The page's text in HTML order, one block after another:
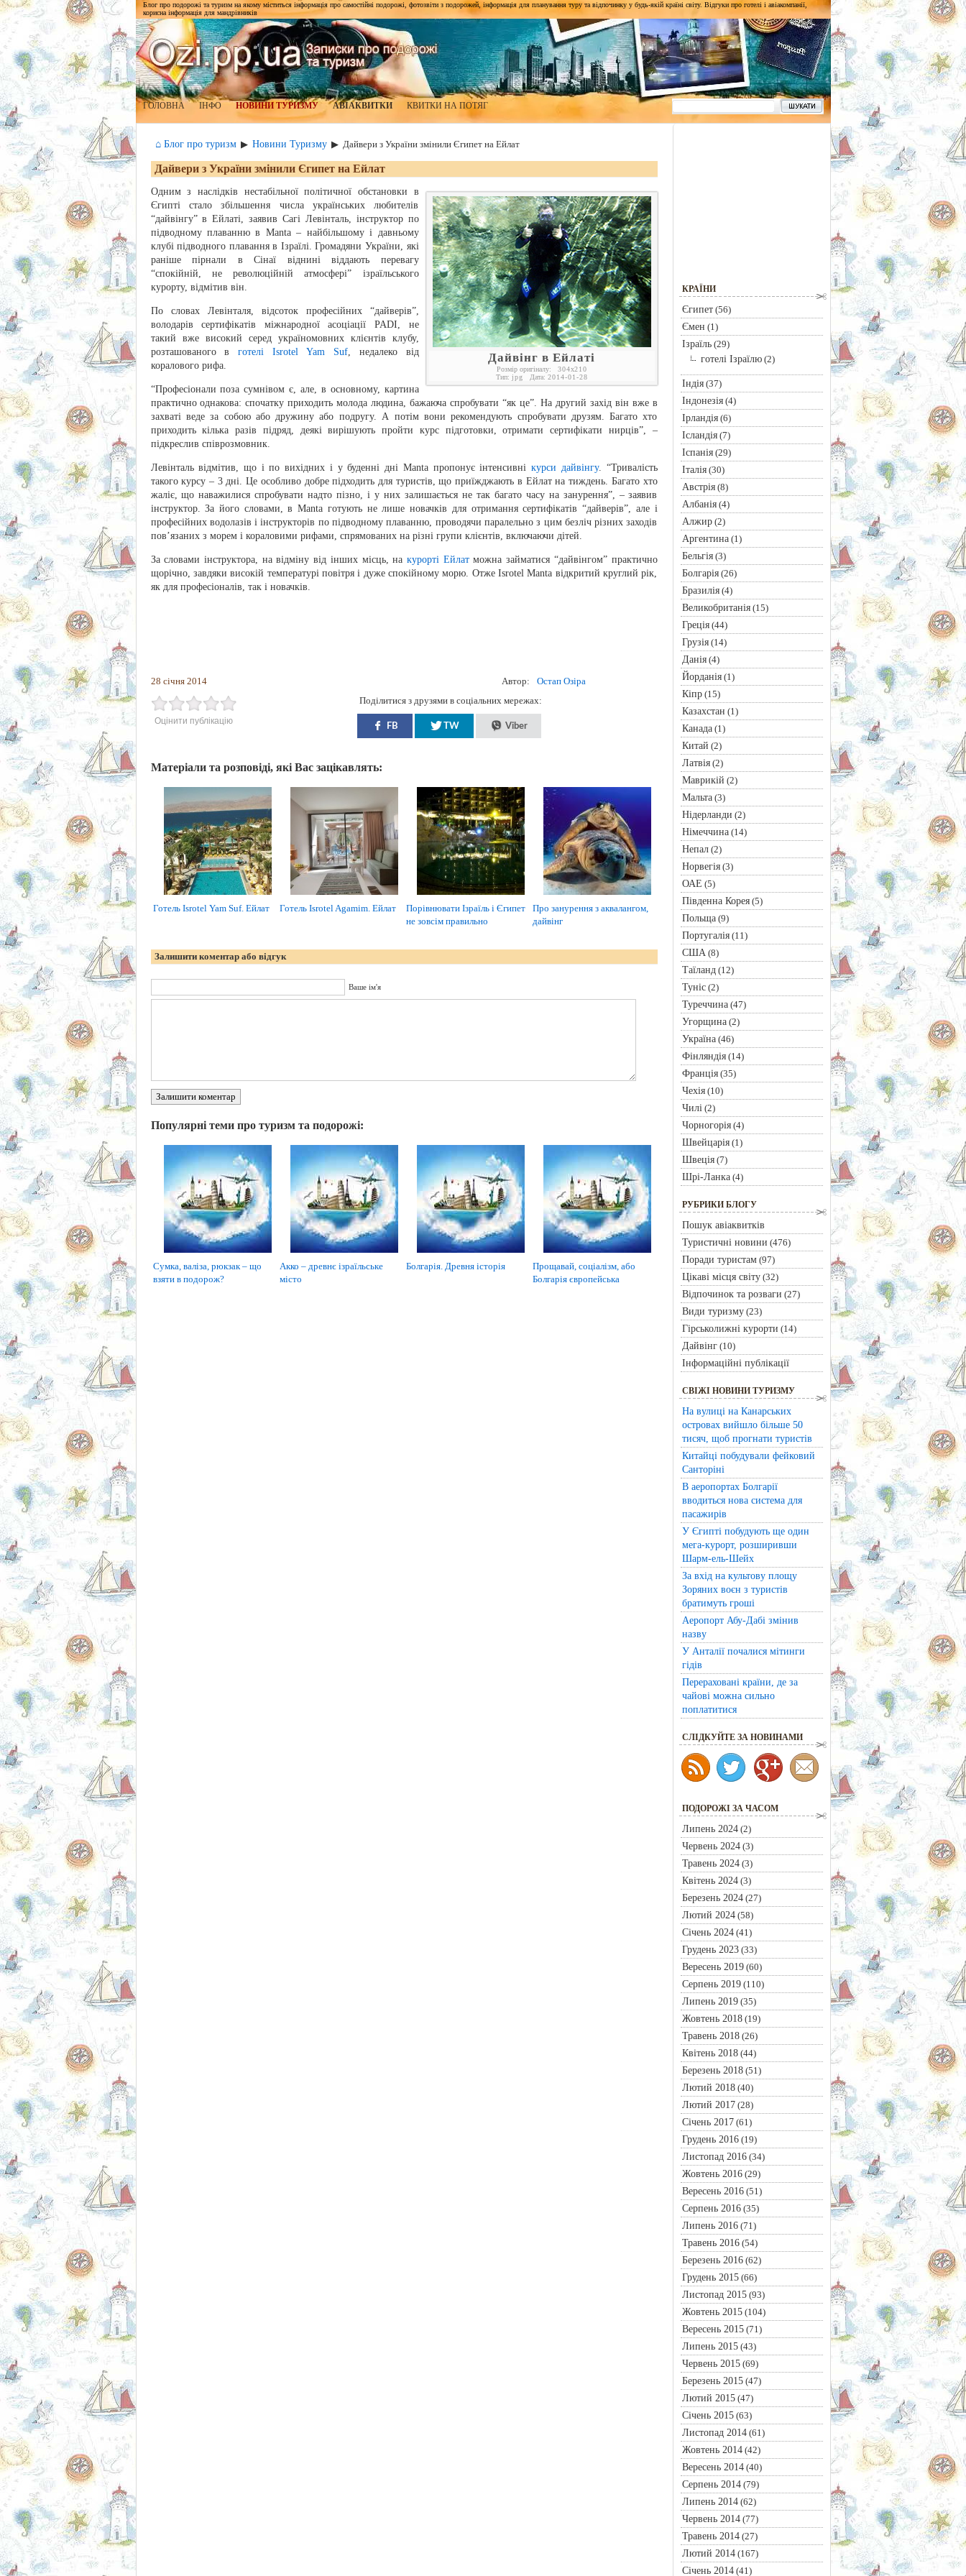
Блог про подорожі та туризм на якому міститься інформація про самостійні подорожі, фотозвіти з подорожей, інформація для планування туру та відпочинку у будь-якій країні світу. Відгуки про готелі і авіакомпанії,
корисна інформація для мандрівників
ГОЛОВНА ІНФО НОВИНИ ТУРИЗМУ АВІАКВИТКИ КВИТКИ НА ПОТЯГ
⌂ Блог про туризм ▶ Новини Туризму ▶ Дайвери з України змінили Єгипет на Ейлат
Дайвери з України змінили Єгипет на Ейлат
Дайвінг в Ейлаті
Розмір оригіналу: 304x210
Тип: jpg Дата: 2014-01-28
Одним з наслідків нестабільної політичної обстановки в
Єгипті стало збільшення числа українських любителів
“дайвінгу” в Ейлаті, заявив Сагі Левінталь, інструктор по
підводному плаванню в Manta – найбільшому і давньому
клубі підводного плавання в Ізраїлі. Громадяни України, які
раніше пірнали в Сінаї віднині віддають перевагу
“спокійній, не революційній атмосфері” ізраїльського
курорту, відмітив він.
По словах Левінталя, відсоток професійних “дайверів”,
володарів сертифікатів міжнародної асоціації PADI, не
такий вже високий серед україномовних клієнтів клубу,
розташованого вготелі Isrotel Yam Suf, недалеко від
коралового рифа.
“Професіонали поза сумнівом є, але, в основному, картина
практично однакова: спочатку приходить молода людина, бажаюча спробувати “як це”. На другий захід він вже в
захваті веде за собою або дружину або подругу. А потім вони рекомендують спробувати друзям. Багато хто
приходить кілька разів підряд, деякі вирішують пройти курс підготовки, отримати сертифікати нирців”, –
підкреслив співрозмовник.
Левінталь відмітив, що і по вихідних і у буденні дні Manta пропонує інтенсивнікурси дайвінгу. “Тривалість
такого курсу – 3 дні. Це особливо добре підходить для туристів, що приїжджають в Ейлат на тиждень. Багато хто
жаліє, що наважилися спробувати надто пізно, і у них залишається не так багато часу на занурення”, – заявив
інструктор. За його словами, в Manta готують не лише новачків для отримання сертифікатів “дайверів”, але і
професійних водолазів і інструкторів по підводному плаванню, проводячи паралельно з цим безліч різних заходів
пов’язаних з морем і кораловими рифами, спрямованих на різні групи клієнтів, включаючи дітей.
За словами інструктора, на відміну від інших місць, на курорті Ейлатможна займатися “дайвінгом” практично
щорічно, завдяки високій температурі повітря і дуже спокійному морю. Отже Isrotel Manta відкритий круглий рік,
як для професіоналів, так і новачків.
28 січня 2014 Автор: Остап Озіра
Оцінити публікацію
Поділитися з друзями в соціальних мережах:
FB TW Viber
Матеріали та розповіді, які Вас зацікавлять:
Готель Isrotel Yam Suf. Ейлат Готель Isrotel Agamim. Ейлат
Порівнювати Ізраїль і Єгипет
не зовсім правильно
Про занурення з аквалангом,
дайвінг
Залишити коментар або відгук
Ваше ім'я
Залишити коментар
Популярні теми про туризм та подорожі:
Сумка, валіза, рюкзак – що
взяти в подорож?
Акко – древнє ізраїльське
місто
Болгарія. Древня історія
Прощавай, соціалізм, або
Болгарія європейська
КРАЇНИ
Єгипет(56)
Ємен (1)
Ізраїль(29)
готелі Ізраїлю(2)
Індія(37)
Індонезія(4)
Ірландія(6)
Ісландія(7)
Іспанія(29)
Італія(30)
Австрія(8)
Албанія(4)
Алжир(2)
Аргентина(1)
Бельгія(3)
Болгарія(26)
Бразилія(4)
Великобританія(15)
Греція(44)
Грузія(14)
Данія(4)
Йорданія(1)
Кіпр(15)
Казахстан (1)
Канада(1)
Китай (2)
Латвія(2)
Маврикій (2)
Мальта(3)
Нідерланди (2)
Німеччина(14)
Непал(2)
Норвегія(3)
ОАЕ (5)
Південна Корея(5)
Польща(9)
Португалія(11)
США(8)
Таїланд(12)
Туніс(2)
Туреччина(47)
Угорщина(2)
Україна(46)
Фінляндія(14)
Франція(35)
Чехія(10)
Чилі(2)
Чорногорія(4)
Швейцарія(1)
Швеція(7)
Шрі-Ланка(4)
РУБРИКИ БЛОГУ
Пошук авіаквитків
Туристичні новини (476)
Поради туристам(97)
Цікаві місця світу(32)
Відпочинок та розваги (27)
Види туризму(23)
Гірськолижні курорти (14)
Дайвінг(10)
Інформаційні публікації
СВІЖІ НОВИНИ ТУРИЗМУ
На вулиці на Канарських
островах вийшло більше 50
тисяч, щоб прогнати туристів
Китайці побудували фейковий
Санторіні
В аеропортах Болгарії
вводиться нова система для
пасажирів
У Єгипті побудують ще один
мега-курорт, розширивши
Шарм-ель-Шейх
За вхід на культову площу
Зоряних воєн з туристів
братимуть гроші
Аеропорт Абу-Дабі змінив
назву
У Анталії почалися мітинги
гідів
Перераховані країни, де за
чайові можна сильно
поплатитися
CЛІДКУЙТЕ ЗА НОВИНАМИ
ПОДОРОЖІ ЗА ЧАСОМ
Липень 2024(2)
Червень 2024(3)
Травень 2024(3)
Квітень 2024(3)
Березень 2024(27)
Лютий 2024(58)
Січень 2024(41)
Грудень 2023(33)
Вересень 2019(60)
Серпень 2019(110)
Липень 2019(35)
Жовтень 2018(19)
Травень 2018(26)
Квітень 2018(44)
Березень 2018(51)
Лютий 2018(40)
Лютий 2017(28)
Січень 2017(61)
Грудень 2016(19)
Листопад 2016(34)
Жовтень 2016(29)
Вересень 2016(51)
Серпень 2016(35)
Липень 2016(71)
Травень 2016(54)
Березень 2016(62)
Грудень 2015(66)
Листопад 2015(93)
Жовтень 2015(104)
Вересень 2015(71)
Липень 2015(43)
Червень 2015(69)
Березень 2015(47)
Лютий 2015(47)
Січень 2015(63)
Листопад 2014(61)
Жовтень 2014(42)
Вересень 2014(40)
Серпень 2014(79)
Липень 2014(62)
Червень 2014(77)
Травень 2014(27)
Лютий 2014(167)
Січень 2014(41)